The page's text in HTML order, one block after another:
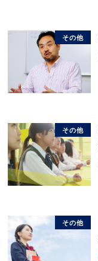
その他
その他
その他